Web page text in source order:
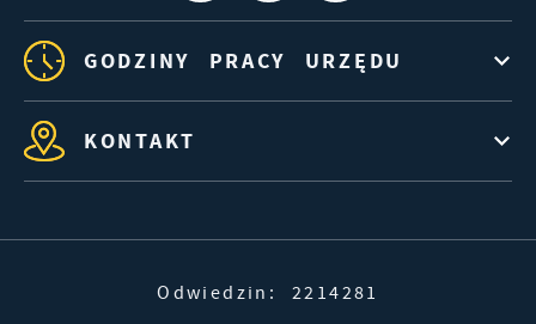
GODZINY PRACY URZĘDU
KONTAKT
Odwiedzin: 2214281